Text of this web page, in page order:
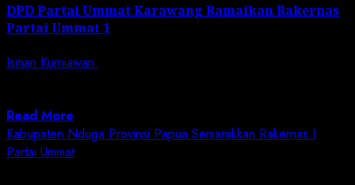
DPD Partai Ummat Karawang Ramaikan Rakernas
Partai Ummat 1
Isman Kurniawan
Read More
Kabupaten Nduga Provinsi Papua Semarakkan Rakernas I
Partai Ummat